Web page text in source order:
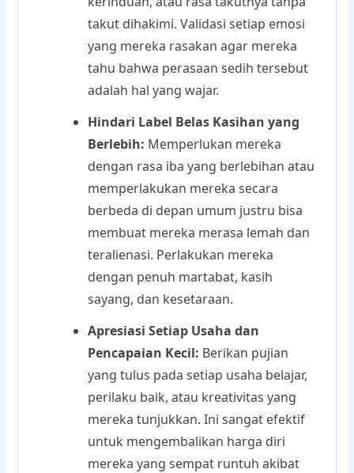
takut dihakimi. Validasi setiap emosi
yang mereka rasakan agar mereka
tahu bahwa perasaan sedih tersebut
adalah hal yang wajar.
Hindari Label Belas Kasihan yang
Berlebih: Memperlukan mereka
dengan rasa iba yang berlebihan atau
memperlakukan mereka secara
berbeda di depan umum justru bisa
membuat mereka merasa lemah dan
teralienasi. Perlakukan mereka
dengan penuh martabat, kasih
sayang, dan kesetaraan.
Apresiasi Setiap Usaha dan
Pencapaian Kecil: Berikan pujian
yang tulus pada setiap usaha belajar,
perilaku baik, atau kreativitas yang
mereka tunjukkan. Ini sangat efektif
untuk mengembalikan harga diri
mereka yang sempat runtuh akibat